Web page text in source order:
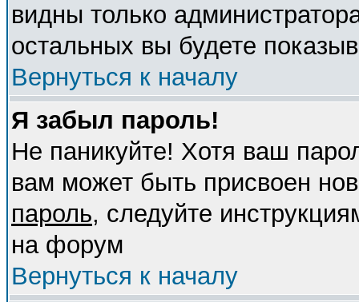
видны только
остальных вы будете
Вернуться к началу
Я забыл пароль!
Не паникуйте! Хотя ваш
вам может быть присвоен
пароль, следуйте
на форум
Вернуться к началу